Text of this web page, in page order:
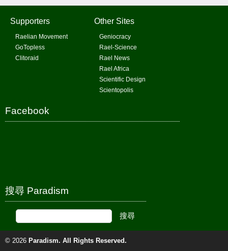
Supporters
Raelian Movement
GoTopless
Clitoraid
Other Sites
Geniocracy
Rael-Science
Rael News
Rael Africa
Scientific Design
Scientopolis
Facebook
搜尋 Paradism
© 2026 Paradism. All Rights Reserved.